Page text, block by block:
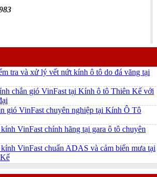
tra và xử lý vết nứt kính ô tô do đá văng tại
chắn gió VinFast tại Kính ô tô Thiên Kế với
gió VinFast chuyên nghiệp tại Kính Ô Tô
VinFast chính hãng tại gara ô tô chuyên
VinFast chuẩn ADAS và cảm biến mưa tại